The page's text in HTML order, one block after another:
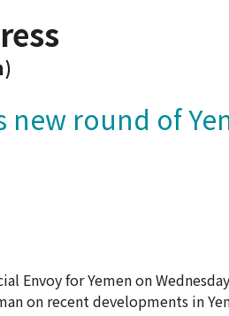
new round of
Envoy for Yemen on
on recent developments in